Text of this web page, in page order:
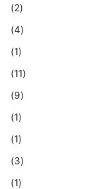
(2)
(4)
(1)
(11)
(9)
(1)
(1)
(3)
(1)